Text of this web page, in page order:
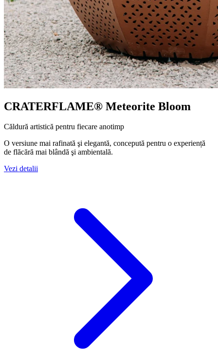
CRATERFLAME® Meteorite Bloom
Căldură artistică pentru fiecare anotimp
O versiune mai rafinată şi elegantă, concepută pentru o experiență
de flăcără mai blândă şi ambientală.
Vezi detalii